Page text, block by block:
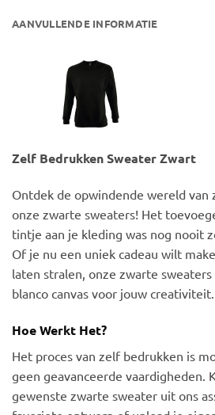
AANVULLENDE INFORMATIE
Zelf Bedrukken Sweater Zwart
Ontdek de opwindende wereld
onze zwarte sweaters! Het
tintje aan je kleding was nog nooit
Of je nu een uniek cadeau wilt
laten stralen, onze zwarte
blanco canvas voor jouw creativiteit.
Hoe Werkt Het?
Het proces van zelf bedrukken is
geen geavanceerde vaardigheden.
gewenste zwarte sweater uit ons